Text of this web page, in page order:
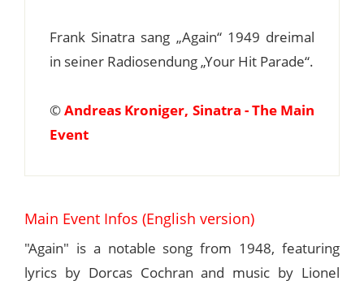
Frank Sinatra sang „Again“ 1949 dreimal
in seiner Radiosendung „Your Hit Parade“.
©Andreas Kroniger, Sinatra - The Main
Event
Main Event Infos (English version)
"Again" is a notable song from 1948, featuring
lyrics by Dorcas Cochran and music by Lionel